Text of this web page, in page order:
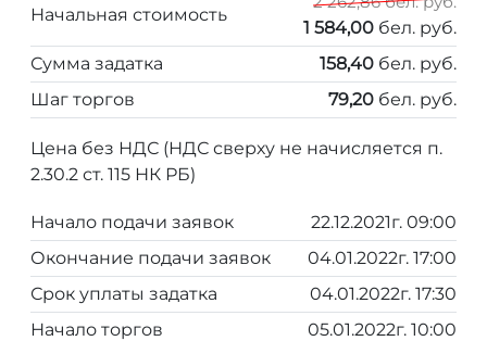
Начальная стоимость
1 584,00 бел. руб.
Сумма задатка
158,40 бел. руб.
Шаг торгов
79,20 бел. руб.
Цена без НДС (НДС сверху не начисляется п.
2.30.2 ст. 115 НК РБ)
Начало подачи заявок
22.12.2021г. 09:00
Окончание подачи заявок
04.01.2022г. 17:00
Срок уплаты задатка
04.01.2022г. 17:30
Начало торгов
05.01.2022г. 10:00